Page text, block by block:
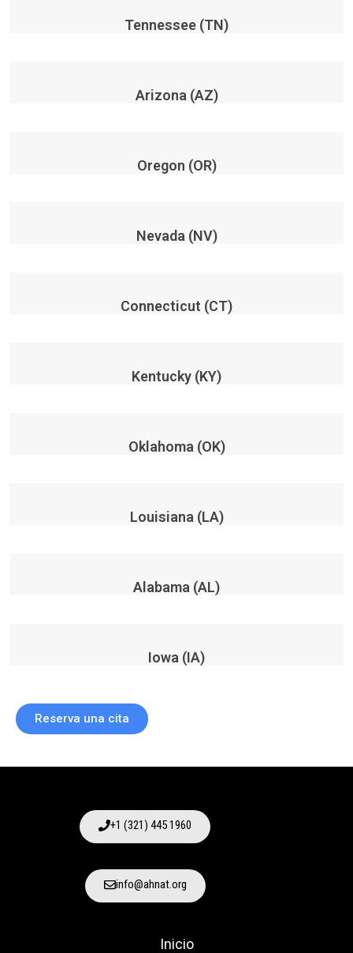
Tennessee (TN)
Arizona (AZ)
Oregon (OR)
Nevada (NV)
Connecticut (CT)
Kentucky (KY)
Oklahoma (OK)
Louisiana (LA)
Alabama (AL)
Iowa (IA)
Reserva una cita
+1 (321) 445 1960
info@ahnat.org
Inicio